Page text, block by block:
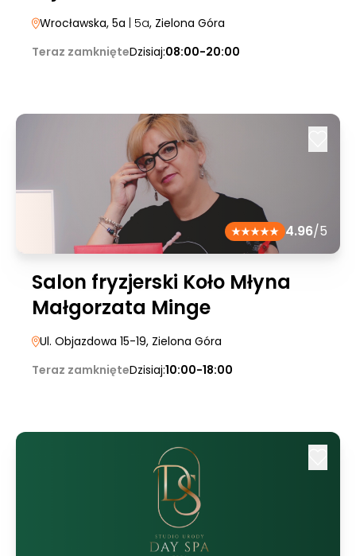
Wrocławska, 5a | 5a, Zielona Góra
Teraz zamknięteDzisiaj:08:00-20:00
4.96/5
Salon fryzjerski Koło Młyna
Małgorzata Minge
Ul. Objazdowa 15-19, Zielona Góra
Teraz zamknięteDzisiaj:10:00-18:00